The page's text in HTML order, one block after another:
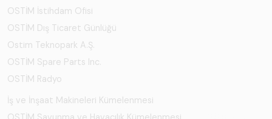
OSTİM İstihdam Ofisi
OSTİM Dış Ticaret Günlüğü
Ostim Teknopark A.Ş.
OSTİM Spare Parts Inc.
OSTİM Radyo
İş ve İnşaat Makineleri Kümelenmesi